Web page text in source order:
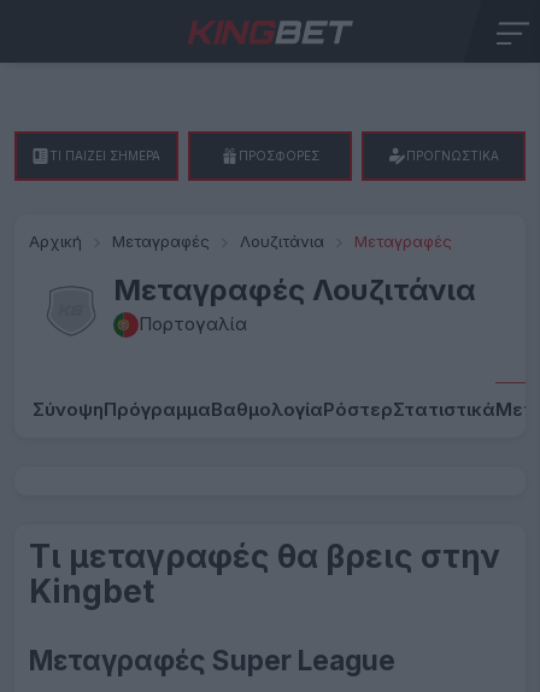
Αρχική Μεταγραφές Λουζιτάνια Μεταγραφές
Μεταγραφές Λουζιτάνια
Πορτογαλία
ΣύνοψηΠρόγραμμαΒαθμολογίαΡόστερΣτατιστικά
Τι μεταγραφές θα βρεις στην
Kingbet
Μεταγραφές Super League
ΤΙ ΠΑΙΖΕΙ ΣΗΜΕΡΑ ΠΡΟΣΦΟΡΕΣ ΠΡΟΓΝΩΣΤΙΚΑ